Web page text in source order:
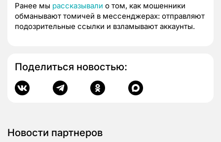
Ранее мы рассказывали о том, как мошенники
обманывают томичей в мессенджерах: отправляют
подозрительные ссылки и взламывают аккаунты.
Поделиться новостью:
Новости партнеров